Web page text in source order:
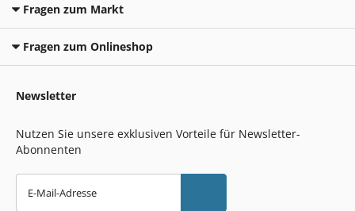
Fragen zum Markt
Fragen zum Onlineshop
Newsletter
Nutzen Sie unsere exklusiven Vorteile für Newsletter-
Abonnenten
E-Mail-Adresse